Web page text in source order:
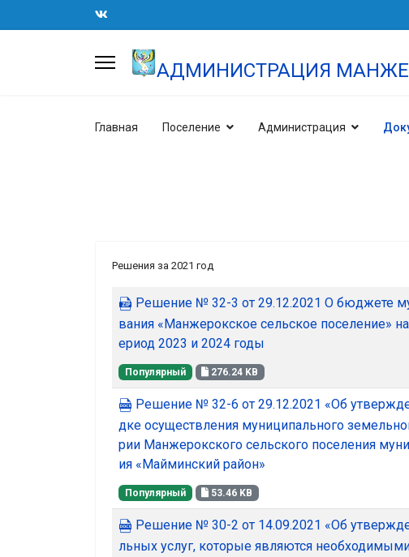
АДМИНИСТРАЦИЯ
Главная Поселение Администрация
Решения за 2021 год
Решение № 32-3 от 29.12.2021 О бюджете
вания «Манжерокское сельское поселение»
ериод 2023 и 2024 годы
Популярный 276.24 KB
Решение № 32-6 от 29.12.2021 «Об
дке осуществления муниципального
рии Манжерокского сельского поселения
ия «Майминский район»
Популярный 53.46 KB
Решение № 30-2 от 14.09.2021 «Об
льных услуг, которые являются